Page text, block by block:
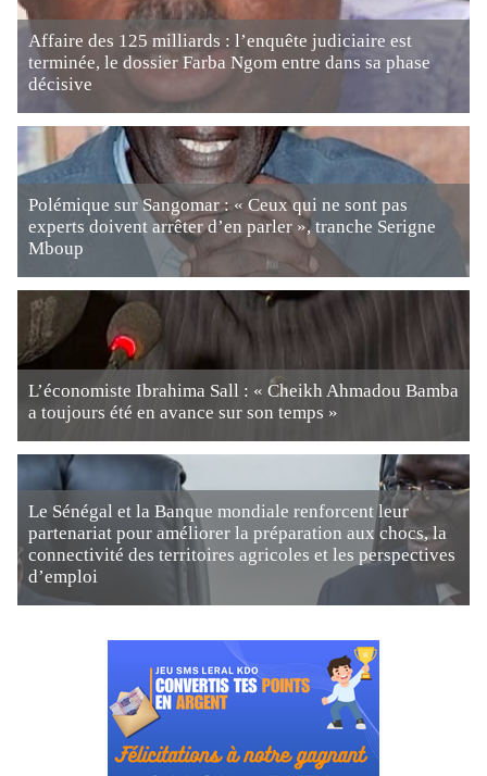
Affaire des 125 milliards : l’enquête judiciaire est
terminée, le dossier Farba Ngom entre dans sa phase
décisive
Polémique sur Sangomar : « Ceux qui ne sont pas
experts doivent arrêter d’en parler », tranche Serigne
Mboup
L’économiste Ibrahima Sall : « Cheikh Ahmadou Bamba
a toujours été en avance sur son temps »
Le Sénégal et la Banque mondiale renforcent leur
partenariat pour améliorer la préparation aux chocs, la
connectivité des territoires agricoles et les perspectives
d’emploi